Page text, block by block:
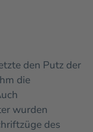
den Putz der
die
wurden
des